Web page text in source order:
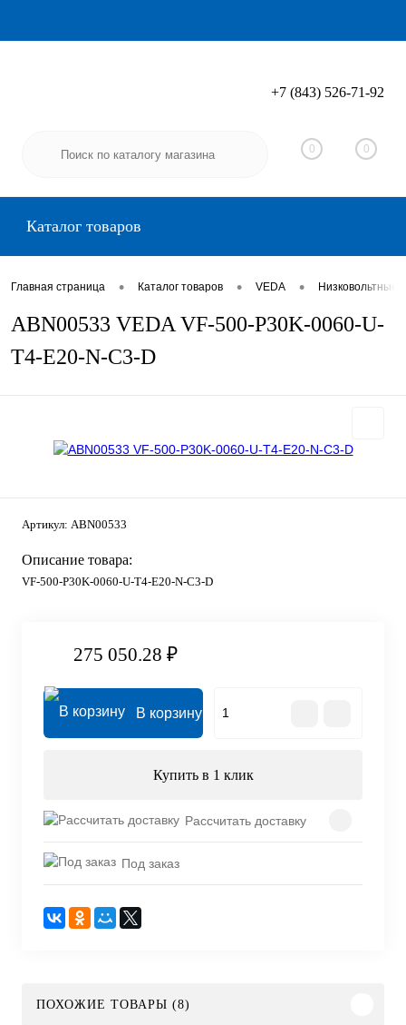
Вход Регистрация
+7 (843) 526-71-92
0 0
Каталог товаров
Главная страница • Каталог товаров • VEDA •
ABN00533 VEDA VF-500-P30K-0060-U-
T4-E20-N-C3-D
Артикул: ABN00533
Описание товара:
VF-500-P30K-0060-U-T4-E20-N-C3-D
275 050.28 ₽
В корзину
Купить в 1 клик
Рассчитать доставку
Под заказ
ПОХОЖИЕ ТОВАРЫ (8)